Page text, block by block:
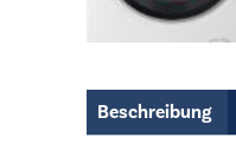
Beschreibung